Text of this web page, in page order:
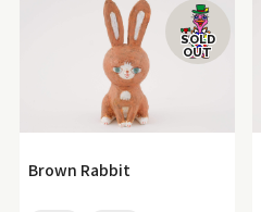
SOLD
OUT
Brown Rabbit